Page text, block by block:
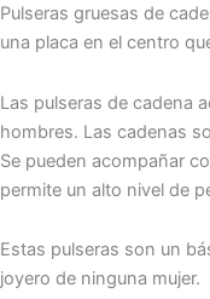
Pulseras gruesas de
una placa en el centro
Las pulseras de cadena
hombres. Las cadenas
Se pueden acompañar
permite un alto nivel de
Estas pulseras son un
joyero de ninguna mujer.